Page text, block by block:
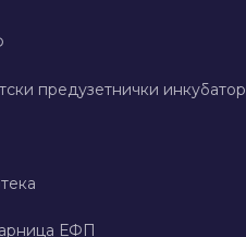
предузетнички инкубатор
ЕФП